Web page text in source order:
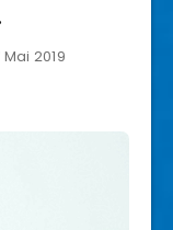
Mai 2019